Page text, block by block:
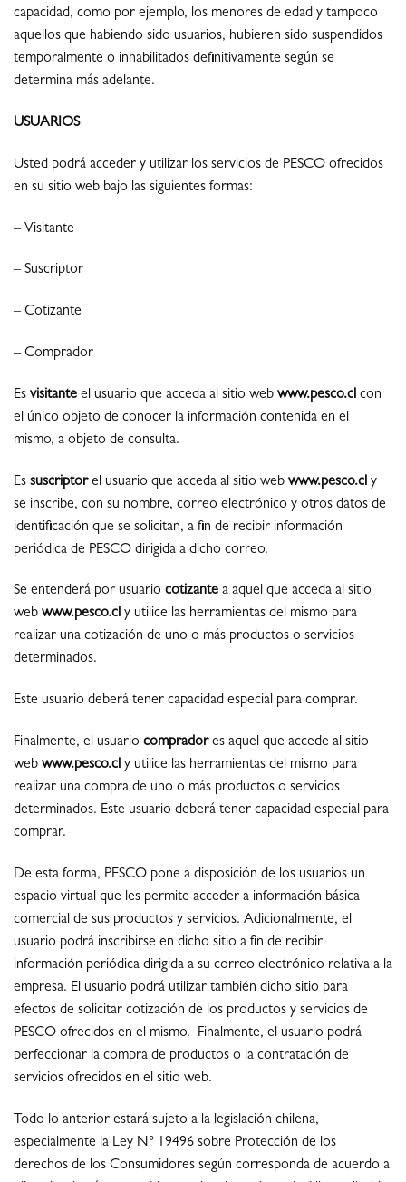
capacidad, como por ejemplo, los menores de edad y tampoco
aquellos que habiendo sido usuarios, hubieren sido suspendidos
temporalmente o inhabilitados definitivamente según se
determina más adelante.
USUARIOS
Usted podrá acceder y utilizar los servicios de PESCO ofrecidos
en su sitio web bajo las siguientes formas:
– Visitante
– Suscriptor
– Cotizante
– Comprador
Es visitante el usuario que acceda al sitio web www.pesco.cl con
el único objeto de conocer la información contenida en el
mismo, a objeto de consulta.
Es suscriptorel usuario que acceda al sitio web www.pesco.cl y
se inscribe, con su nombre, correo electrónico y otros datos de
identificación que se solicitan, a fin de recibir información
periódica de PESCO dirigida a dicho correo.
Se entenderá por usuario cotizante a aquel que acceda al sitio
web www.pesco.cl y utilice las herramientas del mismo para
realizar una cotización de uno o más productos o servicios
determinados.
Este usuario deberá tener capacidad especial para comprar.
Finalmente, el usuario compradores aquel que accede al sitio
web www.pesco.cl y utilice las herramientas del mismo para
realizar una compra de uno o más productos o servicios
determinados. Este usuario deberá tener capacidad especial para
comprar.
De esta forma, PESCO pone a disposición de los usuarios un
espacio virtual que les permite acceder a información básica
comercial de sus productos y servicios. Adicionalmente, el
usuario podrá inscribirse en dicho sitio a fin de recibir
información periódica dirigida a su correo electrónico relativa a la
empresa. El usuario podrá utilizar también dicho sitio para
efectos de solicitar cotización de los productos y servicios de
PESCO ofrecidos en el mismo. Finalmente, el usuario podrá
perfeccionar la compra de productos o la contratación de
servicios ofrecidos en el sitio web.
Todo lo anterior estará sujeto a la legislación chilena,
especialmente la Ley N° 19496 sobre Protección de los
derechos de los Consumidores según corresponda de acuerdo a